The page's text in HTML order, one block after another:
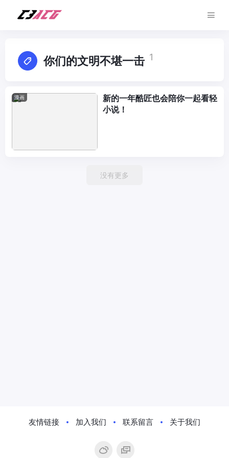
你们的文明不堪一击 1
漫画
新的一年酷匠也会陪你一起看轻
小说！
没有更多
友情链接 加入我们 联系留言 关于我们